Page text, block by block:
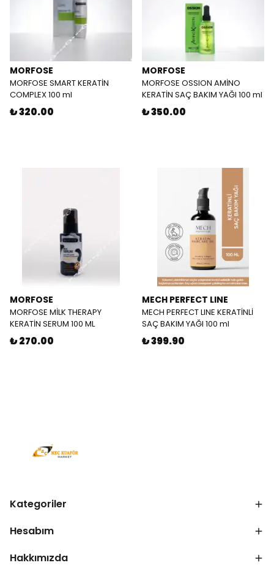
MORFOSE
MORFOSE SMART KERATİN
COMPLEX 100 ml
₺ 320.00
MORFOSE
MORFOSE OSSION AMİNO
KERATİN SAÇ BAKIM YAĞI 100 ml
₺ 350.00
MORFOSE
MORFOSE MİLK THERAPY
KERATİN SERUM 100 ML
₺ 270.00
MECH PERFECT LINE
MECH PERFECT LINE KERATİNLİ
SAÇ BAKIM YAĞI 100 ml
₺ 399.90
Kategoriler
Hesabım
Hakkımızda